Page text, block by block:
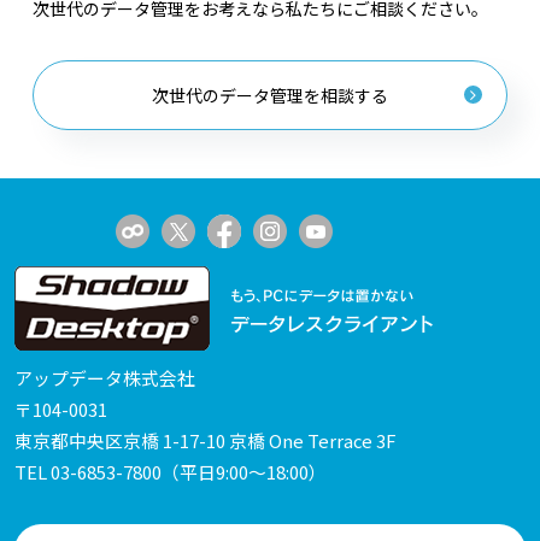
次世代のデータ管理をお考えなら私たちにご相談ください。
次世代のデータ管理を相談する
アップデータ株式会社
〒104-0031
東京都中央区京橋 1-17-10 京橋 One Terrace 3F
TEL03-6853-7800 （平日9:00～18:00）